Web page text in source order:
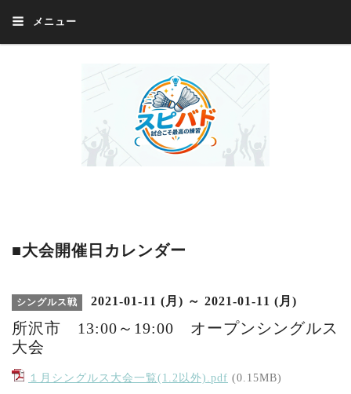
メニュー
■大会開催日カレンダー
シングルス戦 2021-01-11 (月) ～ 2021-01-11 (月)
所沢市 13:00～19:00 オープンシングルス
大会
１月シングルス大会一覧(1.2以外).pdf (0.15MB)